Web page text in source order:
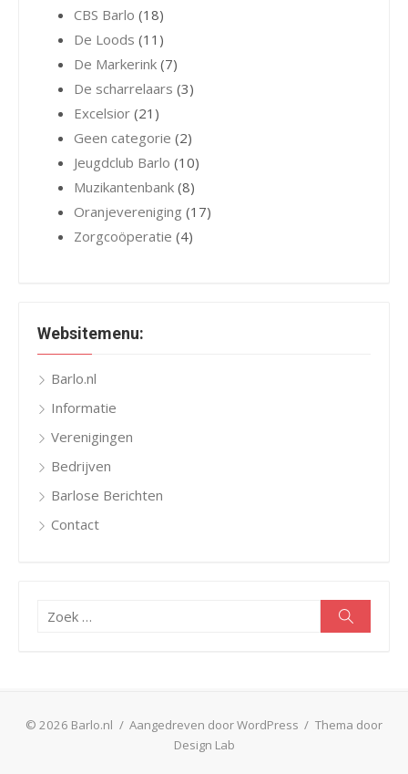
CBS Barlo (18)
De Loods (11)
De Markerink (7)
De scharrelaars (3)
Excelsior (21)
Geen categorie (2)
Jeugdclub Barlo (10)
Muzikantenbank (8)
Oranjevereniging (17)
Zorgcoöperatie (4)
Websitemenu:
Barlo.nl
Informatie
Verenigingen
Bedrijven
Barlose Berichten
Contact
Zoeken
© 2026 Barlo.nl / Aangedreven door WordPress / Thema door
Design Lab